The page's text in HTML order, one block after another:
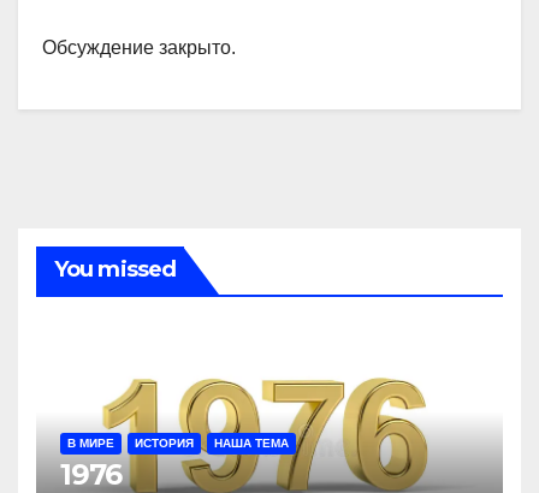
Обсуждение закрыто.
You missed
В МИРЕ ИСТОРИЯ НАША ТЕМА
1976